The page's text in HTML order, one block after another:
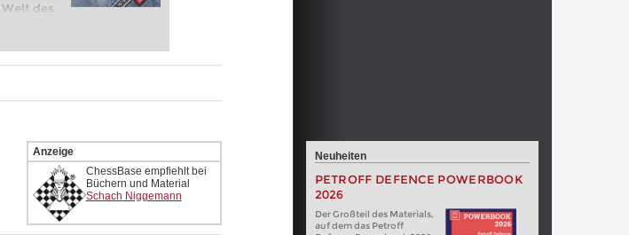
des
Mit
Anzeige
ChessBase empfiehlt bei
Büchern und Material
Schach Niggemann
Neuheiten
PETROFF DEFENCE POWERBOOK
2026
Der Großteil des Materials,
auf dem das Petroff